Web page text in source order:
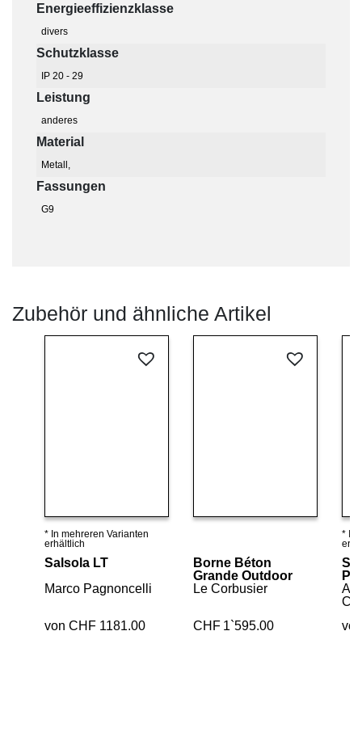
Energieeffizienzklasse
divers
Schutzklasse
IP 20 - 29
Leistung
anderes
Material
Metall,
Fassungen
G9
Zubehör und ähnliche Artikel
Details ansehen
* In mehreren Varianten
erhältlich
Salsola LT
Marco Pagnoncelli
von CHF 1181.00
Borne Béton
Grande Outdoor
Le Corbusier
CHF 1`595.00
* In
P/